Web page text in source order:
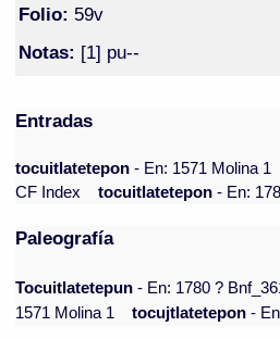
Folio: 59v
Notas: [1] pu--
Entradas
tocuitlatetepon- En: 1571 Molina 1
CF Index
tocuitlatetepon- En:
Paleografía
Tocuitlatetepun - En: 1780 ?
1571 Molina 1
tocujtlatetepon -